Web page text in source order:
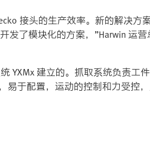
接头的生产效率。新的解决方
发了模块化的方案，”Harwin 运营
YXMx 建立的。抓取系统负责工
易于配置，运动的控制和力受控